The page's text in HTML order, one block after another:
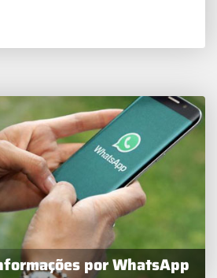
por WhatsApp